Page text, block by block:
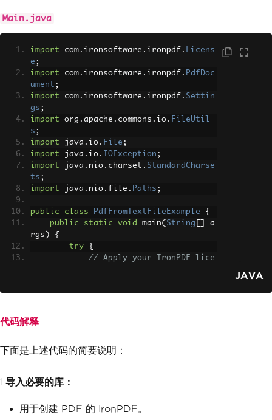
Main.java
import com . ironsoftware . ironpdf . Licens
e ;
import com . ironsoftware . ironpdf . PdfDoc
ument ;
import com . ironsoftware . ironpdf . Settin
gs ;
import org . apache . commons . io . FileUtil
s ;
import java . io . File ;
import java . io . IOException ;
import java . nio . charset . StandardCharse
ts ;
import java . nio . file . Paths ;
public class PdfFromTextFileExample
{
public
static void main( String
a
rgs )
{
try
{
// Apply your IronPDF lice
R-LICENSE-KEY");
PDF logging
get("C:/tmp/IronPdfEngine.log"
a file using Apache Commons IO
("example.txt"
);
JAVA
代码解释
下面是上述代码的简要说明：
1. 导入必要的库：
用于创建 PDF 的 IronPDF。